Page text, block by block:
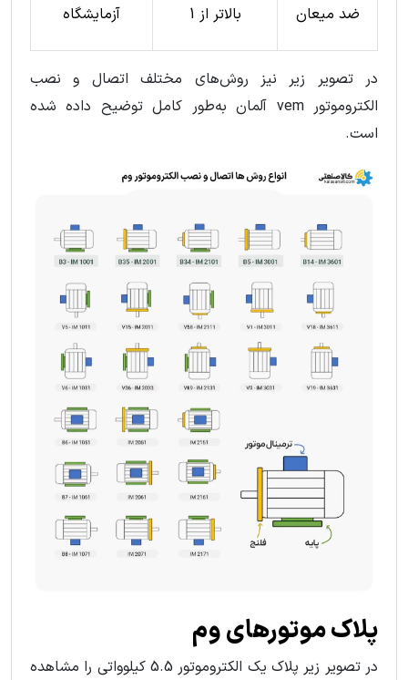
ضد میعان بالاتر از 1 آزمایشگاه
در تصویر زیر نیز روش‌های مختلف اتصال و نصب
الکتروموتور vem آلمان به‌طور کامل توضیح داده شده
است.
پلاک موتورهای وم
در تصویر زیر پلاک یک الکتروموتور 5.5 کیلوواتی را مشاهده